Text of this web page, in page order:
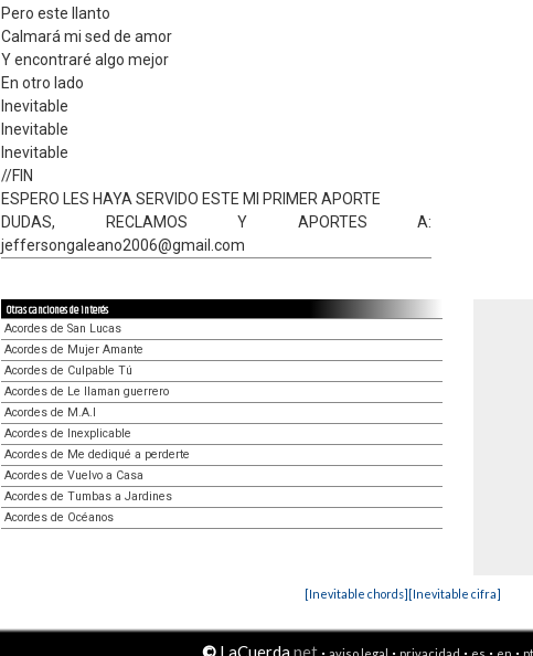
Pero este llanto
Calmará mi sed de amor
Y encontraré algo mejor
En otro lado
Inevitable
Inevitable
Inevitable
//FIN
ESPERO LES HAYA SERVIDO ESTE MI PRIMER APORTE
DUDAS, RECLAMOS Y APORTES A:
jeffersongaleano2006@gmail.com
Otras canciones de interés
Acordes de San Lucas
Acordes de Mujer Amante
Acordes de Culpable Tú
Acordes de Le llaman guerrero
Acordes de M.A.I
Acordes de Inexplicable
Acordes de Me dediqué a perderte
Acordes de Vuelvo a Casa
Acordes de Tumbas a Jardines
Acordes de Océanos
[Inevitable chords][Inevitable cifra]
© LaCuerda.net · · · · ·